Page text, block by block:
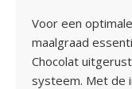
Voor een
maalgraad
Chocolat
systeem. Met de